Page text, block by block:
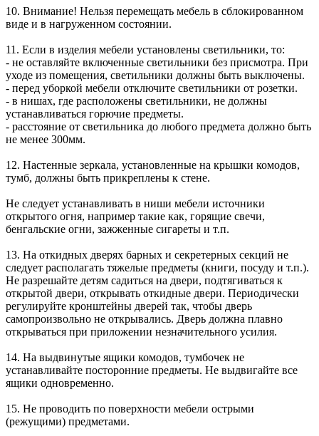
10. Внимание! Нельзя перемещать мебель в сблокированном
виде и в нагруженном состоянии.
11. Если в изделия мебели установлены светильники, то:
- не оставляйте включенные светильники без присмотра. При
уходе из помещения, светильники должны быть выключены.
- перед уборкой мебели отключите светильники от розетки.
- в нишах, где расположены светильники, не должны
устанавливаться горючие предметы.
- расстояние от светильника до любого предмета должно быть
не менее 300мм.
12. Настенные зеркала, установленные на крышки комодов,
тумб, должны быть прикреплены к стене.
Не следует устанавливать в ниши мебели источники
открытого огня, например такие как, горящие свечи,
бенгальские огни, зажженные сигареты и т.п.
13. На откидных дверях барных и секретерных секций не
следует располагать тяжелые предметы (книги, посуду и т.п.).
Не разрешайте детям садиться на двери, подтягиваться к
открытой двери, открывать откидные двери. Периодически
регулируйте кронштейны дверей так, чтобы дверь
самопроизвольно не открывались. Дверь должна плавно
открываться при приложении незначительного усилия.
14. На выдвинутые ящики комодов, тумбочек не
устанавливайте посторонние предметы. Не выдвигайте все
ящики одновременно.
15. Не проводить по поверхности мебели острыми
(режущими) предметами.